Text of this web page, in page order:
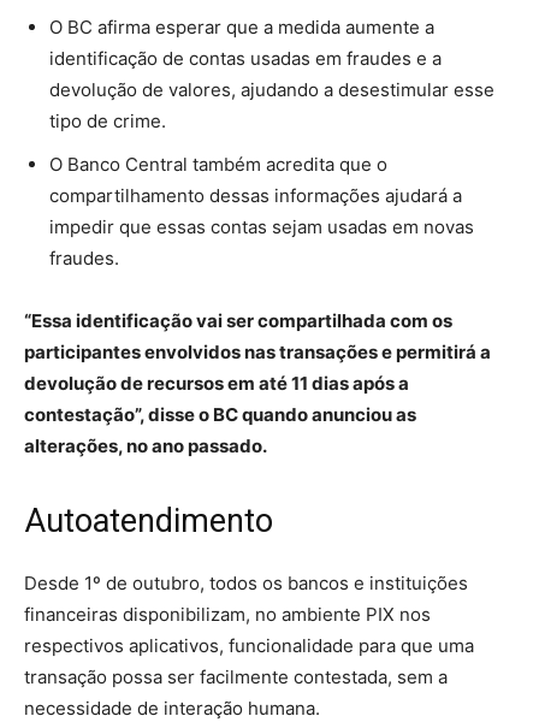
O BC afirma esperar que a medida aumente a
identificação de contas usadas em fraudes e a
devolução de valores, ajudando a desestimular esse
tipo de crime.
O Banco Central também acredita que o
compartilhamento dessas informações ajudará a
impedir que essas contas sejam usadas em novas
fraudes.
“​Essa identificação vai ser compartilhada com os
participantes envolvidos nas transações e permitirá a
devolução de recursos em até 11 dias após a
contestação”, disse o BC quando anunciou as
alterações, no ano passado.
Autoatendimento
Desde 1º de outubro, todos os bancos e instituições
financeiras disponibilizam, no ambiente PIX nos
respectivos aplicativos, funcionalidade para que uma
transação possa ser facilmente contestada, sem a
necessidade de interação humana.